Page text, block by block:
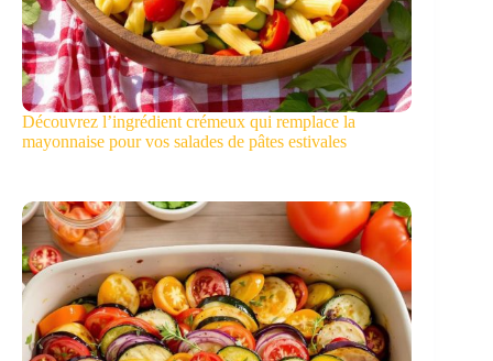
Découvrez l’ingrédient crémeux qui remplace la
mayonnaise pour vos salades de pâtes estivales